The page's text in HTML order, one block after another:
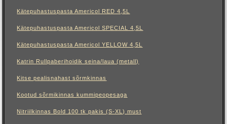
Kätepuhastuspasta Americol RED 4,5L
Kätepuhastuspasta Americol SPECIAL 4,5L
Kätepuhastuspasta Americol YELLOW 4,5L
Katrin Rullpaberihoidik seina/laua (metall)
Kitse pealisnahast sõrmkinnas
Kootud sõrmikinnas kummipeopesaga
Nitriilkinnas Bold 100 tk pakis (S-XL) must